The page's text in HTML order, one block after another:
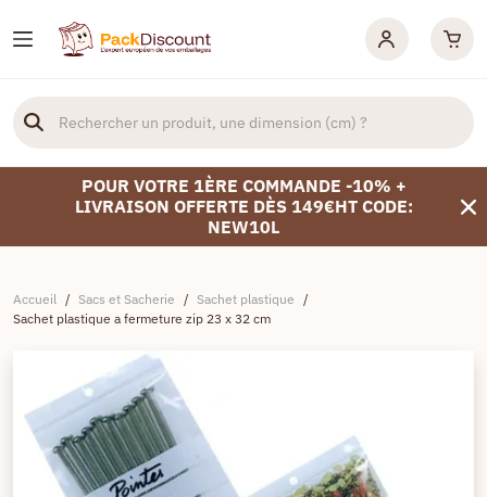
POUR VOTRE 1ÈRE COMMANDE -10% +
LIVRAISON OFFERTE DÈS 149€HT CODE:
NEW10L
Accueil / Sacs et Sacherie / Sachet plastique /
Sachet plastique a fermeture zip 23 x 32 cm